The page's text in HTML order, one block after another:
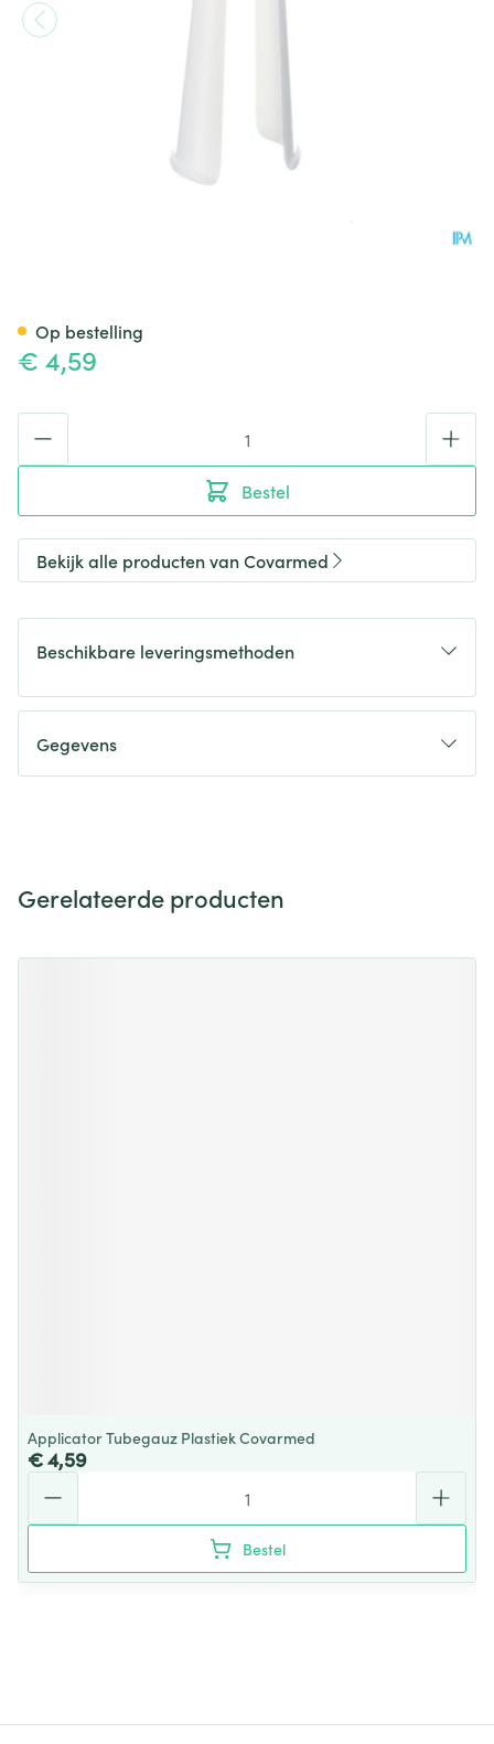
€ 4,59
Bestel
Op bestelling
Bekijk alle producten van Covarmed
Beschikbare leveringsmethoden
Gegevens
Gerelateerde producten
Applicator Tubegauz Plastiek Covarmed
€ 4,59
Bestel